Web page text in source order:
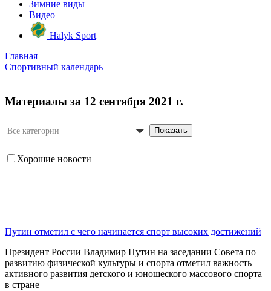
Зимние виды
Видео
Halyk Sport
Главная
Спортивный календарь
Материалы за 12 сентября 2021 г.
Все категории Показать
Хорошие новости
Путин отметил с чего начинается спорт высоких достижений
Президент России Владимир Путин на заседании Совета по
развитию физической культуры и спорта отметил важность
активного развития детского и юношеского массового спорта
в стране